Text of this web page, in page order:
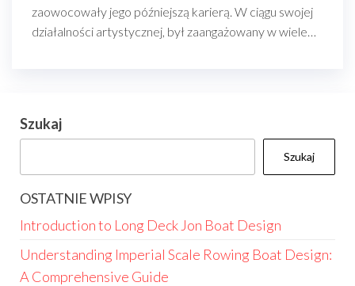
zaowocowały jego późniejszą karierą. W ciągu swojej
działalności artystycznej, był zaangażowany w wiele…
Szukaj
Szukaj
OSTATNIE WPISY
Introduction to Long Deck Jon Boat Design
Understanding Imperial Scale Rowing Boat Design:
A Comprehensive Guide